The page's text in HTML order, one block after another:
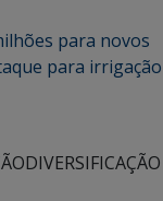
para novos
para irrigação
DIVERSIFICAÇÃO